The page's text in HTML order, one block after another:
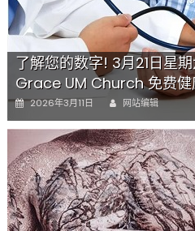
了解您的数字! 3月21日星
Grace UM Church 免费健
Posted
2026年3月11日 Author
网站编辑